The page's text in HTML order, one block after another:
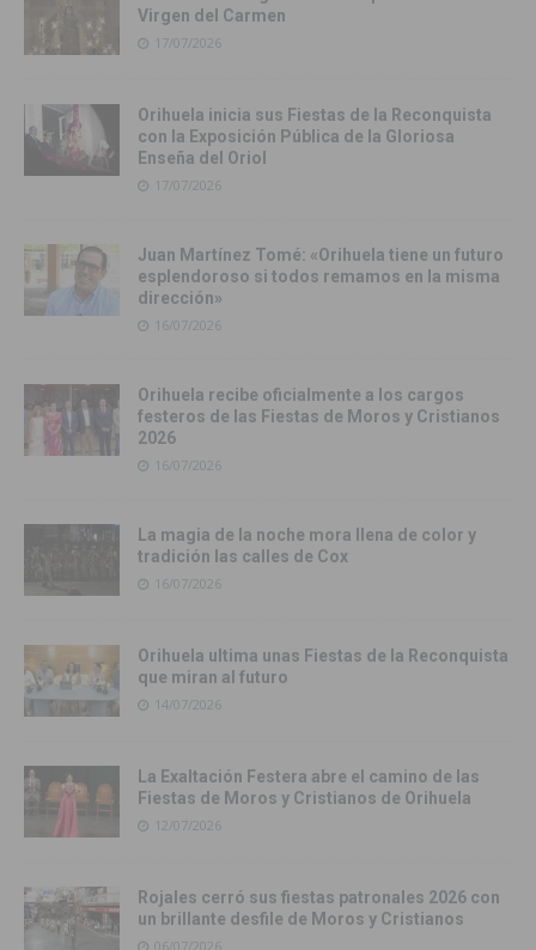
Virgen del Carmen
17/07/2026
Orihuela inicia sus Fiestas de la Reconquista
con la Exposición Pública de la Gloriosa
Enseña del Oriol
17/07/2026
Juan Martínez Tomé: «Orihuela tiene un futuro
esplendoroso si todos remamos en la misma
dirección»
16/07/2026
Orihuela recibe oficialmente a los cargos
festeros de las Fiestas de Moros y Cristianos
2026
16/07/2026
La magia de la noche mora llena de color y
tradición las calles de Cox
16/07/2026
Orihuela ultima unas Fiestas de la Reconquista
que miran al futuro
14/07/2026
La Exaltación Festera abre el camino de las
Fiestas de Moros y Cristianos de Orihuela
12/07/2026
Rojales cerró sus fiestas patronales 2026 con
un brillante desfile de Moros y Cristianos
06/07/2026